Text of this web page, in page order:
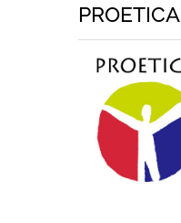
PROETICA